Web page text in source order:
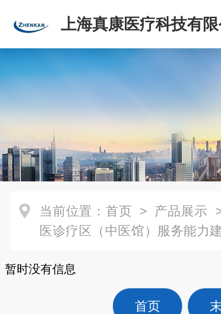
上海真康医疗科技有
当前位置： 首页 > 产品展示
医诊疗区（中医馆）服务能力
暂时没有信息
首页